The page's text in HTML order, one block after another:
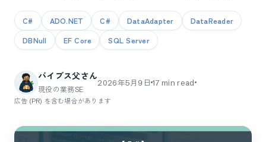
C# ADO.NET C# DataAdapter
DataReader
DBNull
EF Core SQL Server
バイブス父さん
現役の業務SE
2026年5月9日17 min read
広告 (PR) を含む場合があります